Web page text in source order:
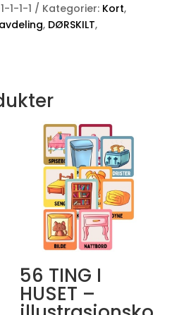
1-1-1 Kategorier: Kort,
avdeling, DØRSKILT,
56 TING I
HUSET –